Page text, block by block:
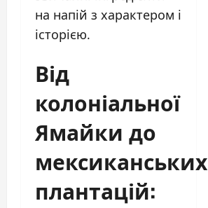
на напій з характером і
історією.
Від
колоніальної
Ямайки до
мексиканських
плантацій: